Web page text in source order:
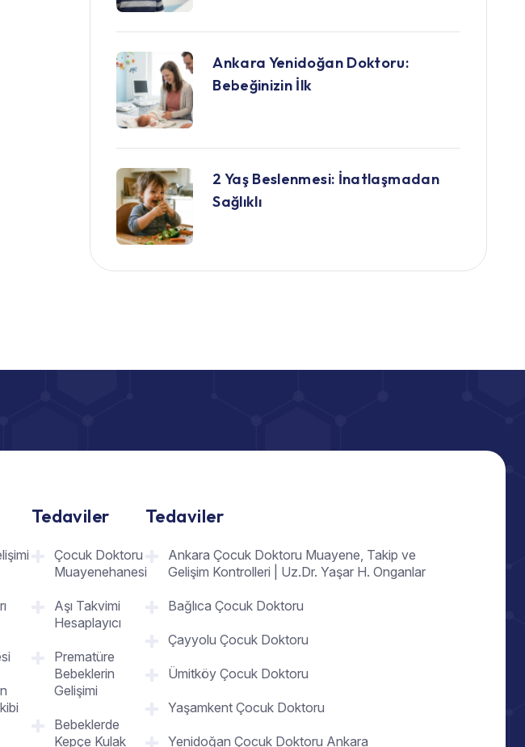
Ankara Yenidoğan Doktoru:
Bebeğinizin İlk
2 Yaş Beslenmesi: İnatlaşmadan
Sağlıklı
Tedaviler
Çocuk Doktoru
Muayenehanesi
Aşı Takvimi
Hesaplayıcı
Prematüre
Bebeklerin
Gelişimi
Bebeklerde
Kepçe Kulak
Tedaviler
Ankara Çocuk Doktoru Muayene, Takip ve
Gelişim Kontrolleri | Uz.Dr. Yaşar H. Onganlar
Bağlıca Çocuk Doktoru
Çayyolu Çocuk Doktoru
Ümitköy Çocuk Doktoru
Yaşamkent Çocuk Doktoru
Yenidoğan Çocuk Doktoru Ankara